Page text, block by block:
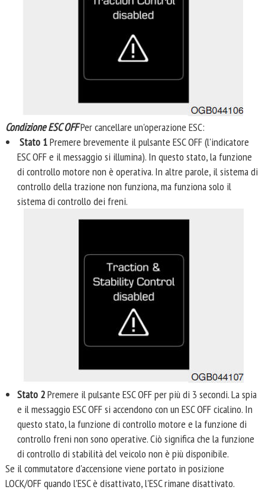
Condizione ESC OFFPer cancellare un'operazione ESC:
Stato 1Premere brevemente il pulsante ESC OFF (l'indicatore
ESC OFF e il messaggio si illumina). In questo stato, la funzione
di controllo motore non è operativa. In altre parole, il sistema di
controllo della trazione non funziona, ma funziona solo il
sistema di controllo dei freni.
Stato 2Premere il pulsante ESC OFF per più di 3 secondi. La spia
e il messaggio ESC OFF si accendono con un ESC OFF cicalino. In
questo stato, la funzione di controllo motore e la funzione di
controllo freni non sono operative. Ciò significa che la funzione
di controllo di stabilità del veicolo non è più disponibile.
Se il commutatore d'accensione viene portato in posizione
LOCK/OFF quando l'ESC è disattivato, l'ESC rimane disattivato.